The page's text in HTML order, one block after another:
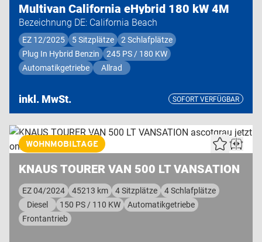
Multivan California eHybrid 180 kW 4M
Bezeichnung DE: California Beach
EZ 12/2025 5 Sitzplätze
2 Schlafplätze
Plug In Hybrid Benzin
245 PS / 180 KW
Automatikgetriebe
Allrad
inkl. MwSt. SOFORT VERFÜGBAR
Highend Modell
WOHNMOBILTAGE
KNAUS TOURER VAN 500 LT VANSATION
EZ 04/2024 45213 km 4 Sitzplätze
4 Schlafplätze
Diesel
150 PS / 110 KW
Automatikgetriebe
Frontantrieb